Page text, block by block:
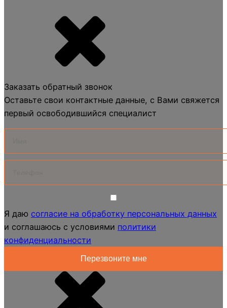
Заказать обратный звонок
Оставьте свои контактные данные, с Вами свяжется
первый освободившийся специалист
Я даю согласие на обработку персональных данных
и соглашаюсь с условиями политики
конфиденциальности